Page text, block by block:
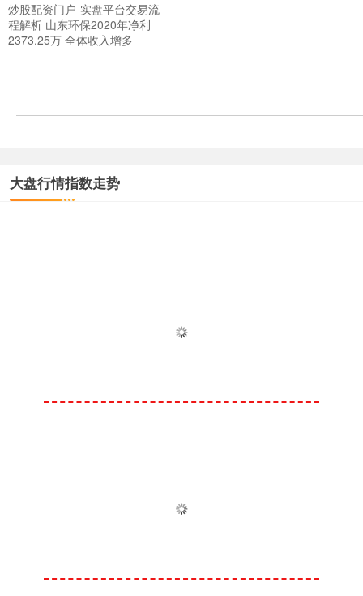
炒股配资门户-实盘平台交易流
程解析 山东环保2020年净利
2373.25万 全体收入增多
大盘行情指数走势